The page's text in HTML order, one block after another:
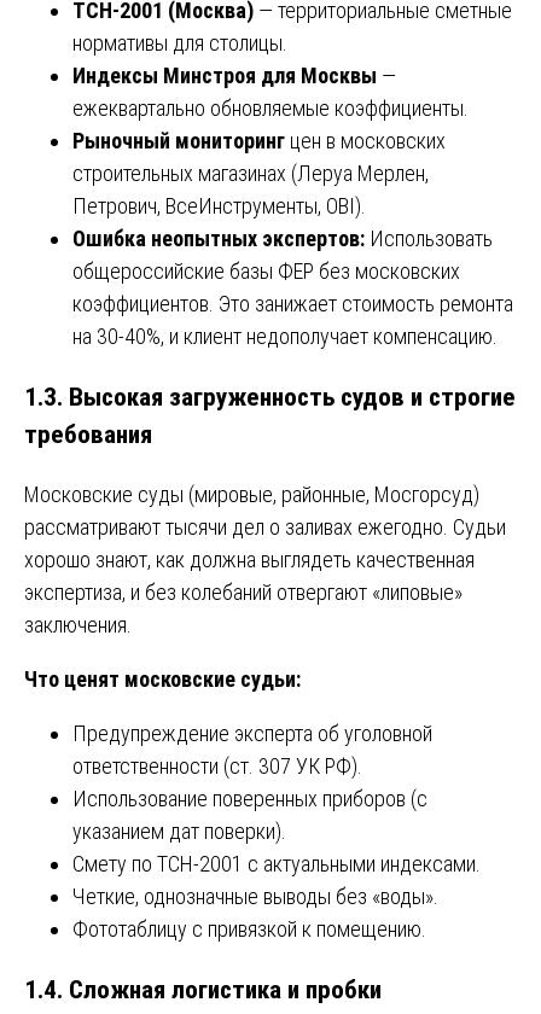
ТСН-2001 (Москва) — территориальные сметные
нормативы для столицы.
Индексы Минстроя для Москвы —
ежеквартально обновляемые коэффициенты.
Рыночный мониторинг цен в московских
строительных магазинах (Леруа Мерлен,
Петрович, ВсеИнструменты, OBI).
Ошибка неопытных экспертов: Использовать
общероссийские базы ФЕР без московских
коэффициентов. Это занижает стоимость ремонта
на 30-40%, и клиент недополучает компенсацию.
1.3. Высокая загруженность судов и строгие
требования
Московские суды (мировые, районные, Мосгорсуд)
рассматривают тысячи дел о заливах ежегодно. Судьи
хорошо знают, как должна выглядеть качественная
экспертиза, и без колебаний отвергают «липовые»
заключения.
Что ценят московские судьи:
Предупреждение эксперта об уголовной
ответственности (ст. 307 УК РФ).
Использование поверенных приборов (с
указанием дат поверки).
Смету по ТСН-2001 с актуальными индексами.
Четкие, однозначные выводы без «воды».
Фототаблицу с привязкой к помещению.
1.4. Сложная логистика и пробки